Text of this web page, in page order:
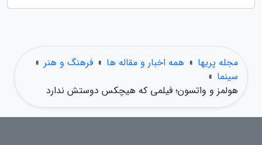
مجله پریها » همه اخبار و مقاله ها » فرهنگ و هنر »
سینما »
هولمز و واتسون؛ فیلمی که هیچکس دوستش ندارد